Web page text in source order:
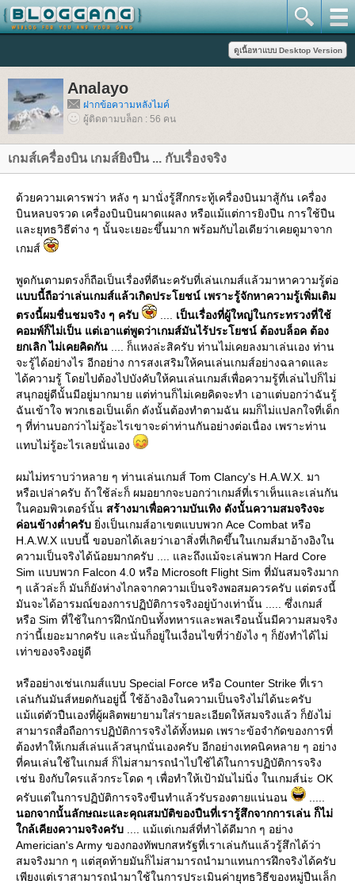
Analayo
ฝากข้อความหลังไมค์
ผู้ติดตามบล็อก : 56 คน
เกมส์เครื่องบิน เกมส์ยิงปืน ... กับเรื่องจริง
ด้วยความเคารพว่า หลัง ๆ มานั่งรู้สึกกระทู้เครื่องบินมาสู้กัน เครื่อง
บินหลบจรวด เครื่องบินบินผาดแผลง หรือแม้แต่การยิงปืน การใช้ปืน
ละยุทธวิธีต่าง ๆ นั้นจะเยอะขึ้นมาก พร้อมกับไอเดียว่าเคยดูมาจาก
เกมส์
พูดกันตามตรงก็ถือเป็นเรื่องที่ดีนะครับที่เล่นเกมส์แล้วมาหาความรู้ต่อ
บบนี้ถือว่าเล่นเกมส์แล้วเกิดประโยชน์ เพราะรู้จักหาความรู้เพิ่มเติม
ตรงนี้ผมชื่นชมจริง ๆ ครับ
เป็นเรื่องที่ผู้ใหญ่ในกระทรวงที่ใช้
คอมพ์ก็ไม่เป็น แต่เอาแต่พูดว่าเกมส์มันไร้ประโยชน์ ต้องบล็อค ต้อง
กเลิก ไม่เคยคิดกัน .... ก็แหงล่ะสิครับ ท่านไม่เคยลงมาเล่นเอง ท่าน
จะรู้ได้อย่างไร อีกอย่าง การสงเสริมให้คนเล่นเกมส์อย่างฉลาดและ
ได้ความรู้ โดยไปต้องไปบังคับให้คนเล่นเกมส์เพื่อความรู้ที่เล่นไปก็ไม่
สนุกอยู่ดีนั้นมีอยู่มากมาย แต่ท่านก็ไม่เคยคิดจะทำ เอาแต่บอกว่าฉันรู้
ฉันเข้าใจ พวกเธอเป็นเด็ก ดังนั้นต้องทำตามฉัน ผมก็ไม่แปลกใจที่เด็ก
ๆ ที่ท่านบอกว่าไม่รู้อะไรเขาจะด่าท่านกันอย่างต่อเนื่อง เพราะท่าน
ทบไม่รู้อะไรเลยนั่นเอง
ผมไม่ทราบว่าหลาย ๆ ท่านเล่นเกมส์ Tom Clancy's H.A.W.X. มา
หรือเปล่าครับ ถ้าใช้ล่ะก็ ผมอยากจะบอกว่าเกมส์ที่เราเห็นและเล่นกัน
นคอมพิวเตอร์นั้น สร้างมาเพื่อความบันเทิง ดังนั้นความสมจริงจะ
ค่อนข้างต่ำครับ ิ่งเป็นเกมส์อาเขตแบบพวก Ace Combat หรือ
H.A.W.X แบบนี้ ขอบอกได้เลยว่าเอาสิ่งที่เกิดขึ้นในเกมส์มาอ้างอิงใน
ความเป็นจริงได้น้อยมากครับ .... และถึงแม้จะเล่นพวก Hard Core
Sim แบบพวก Falcon 4.0 หรือ Microsoft Flight Sim ที่มันสมจริงมาก
ๆ แล้วล่ะก็ มันก็ยังห่างไกลจากความเป็นจริงพอสมควรครับ แต่ตรงนี้
มันจะได้อารมณ์ของการปฏิบัติการจริงอยู่บ้างเท่านั้น ..... ซึ่งเกมส์
หรือ Sim ที่ใช้ในการฝึกนักบินทั้งทหารและพลเรือนนั้นมีความสมจริง
กว่านี้เยอะมากครับ และนั่นก็อยู่ในเงื่อนไขที่ว่ายังไง ๆ ก็ยังทำได้ไม่
เท่าของจริงอยู่ดี
หรืออย่างเช่นเกมส์แบบ Special Force หรือ Counter Strike ที่เรา
เล่นกันมันส์หยดกันอยู่นี้ ใช้อ้างอิงในความเป็นจริงไม่ได้นะครับ
ม้แต่ตัวปืนเองที่ผู้ผลิตพยายามใส่รายละเอียดให้สมจริงแล้ว ก็ยังไม่
สามารถสื่อถือการปฏิบัติการจริงได้ทั้งหมด เพราะข้อจำกัดของการที่
ต้องทำให้เกมส์เล่นแล้วสนุกนั่นเองครับ อีกอย่างเทคนิคหลาย ๆ อย่าง
ที่คนเล่นใช้ในเกมส์ ก็ไม่สามารถนำไปใช้ได้ในการปฏิบัติการจริง
เช่น ยิงกับใครแล้วกระโดด ๆ เพื่อทำให้เป้ามันไม่นิ่ง ในเกมส์น่ะ OK
ครับแต่ในการปฏิบัติการจริงขืนทำแล้วรับรองตายแน่นอน
นอกจากนั้นลักษณะและคุณสมบัติของปืนที่เรารู้สึกจากการเล่น ก็ไม่
กล้เคียงความจริงครับ
.... แม้แต่เกมส์ที่ทำได้ดีมาก ๆ อย่าง
Americian's Army ของกองทัพบกสหรัฐที่เราเล่นกันแล้วรู้สึกได้ว่า
สมจริงมาก ๆ แต่สุดท้ายมันก็ไม่สามารถนำมาแทนการฝึกจริงได้ครับ
เพียงแต่เราสามารถนำมาใช้ในการประเมินค่ายุทธวิธีของหมู่ปืนเล็ก